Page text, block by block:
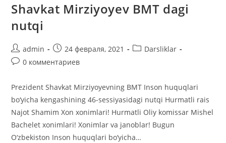
Shavkat Mirziyoyev BMT dagi
nutqi
Автор
записи:
admin
Запись
опубликована:
24 февраля, 2021
Рубрика
Darsliklar
Комментарии
записи:
0 комментариев
Prezident Shavkat Mirziyoyevning BMT Inson huquqlari
bo‘yicha kengashining 46-sessiyasidagi nutqi Hurmatli rais
Najot Shamim Xon xonimlari! Hurmatli Oliy komissar Mishel
Bachelet xonimlari! Xonimlar va janoblar! Bugun
O‘zbekiston Inson huquqlari bo‘yicha…